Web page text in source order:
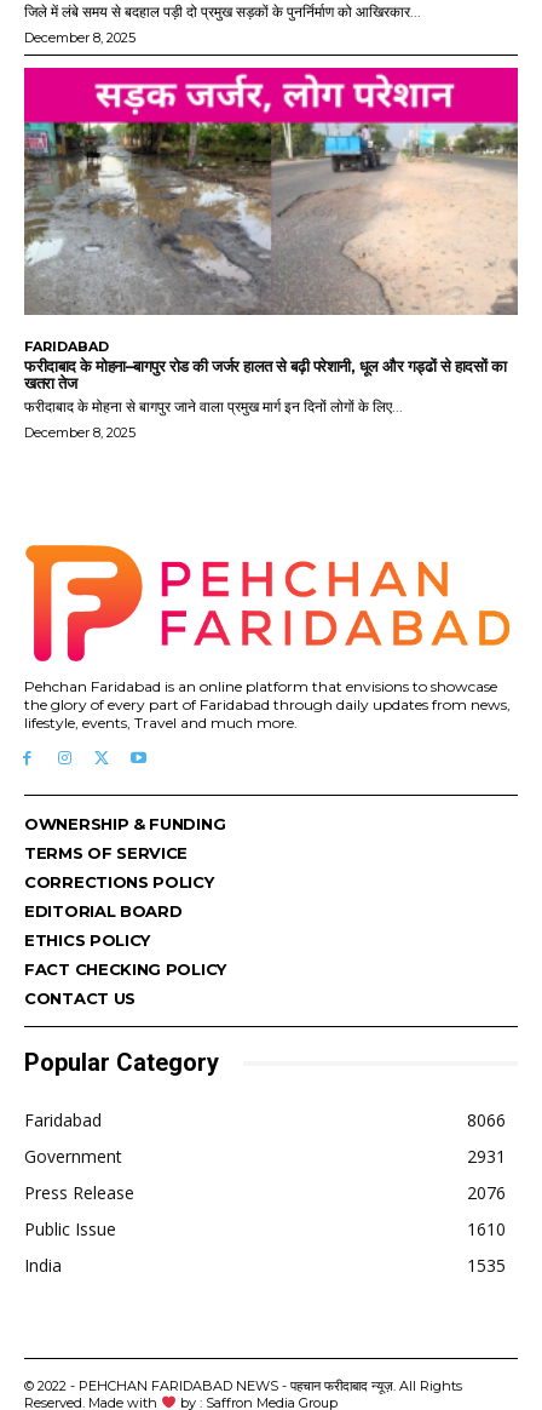
जिले में लंबे समय से बदहाल पड़ी दो प्रमुख सड़कों के पुनर्निर्माण को आखिरकार...
December 8, 2025
FARIDABAD
फरीदाबाद के मोहना–बागपुर रोड की जर्जर हालत से बढ़ी परेशानी, धूल और गड्ढों से हादसों का
खतरा तेज
फरीदाबाद के मोहना से बागपुर जाने वाला प्रमुख मार्ग इन दिनों लोगों के लिए...
December 8, 2025
Pehchan Faridabad is an online platform that envisions to showcase
the glory of every part of Faridabad through daily updates from news,
lifestyle, events, Travel and much more.
OWNERSHIP & FUNDING
TERMS OF SERVICE
CORRECTIONS POLICY
EDITORIAL BOARD
ETHICS POLICY
FACT CHECKING POLICY
CONTACT US
Popular Category
Faridabad
8066
Government
2931
Press Release
2076
Public Issue
1610
India
1535
© 2022 - PEHCHAN FARIDABAD NEWS - पहचान फरीदाबाद न्यूज़. All Rights
Reserved. Made with
by : Saffron Media Group